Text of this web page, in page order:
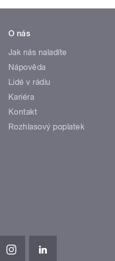
O nás
Jak nás naladíte
Nápověda
Lidé v rádiu
Kariéra
Kontakt
Rozhlasový poplatek